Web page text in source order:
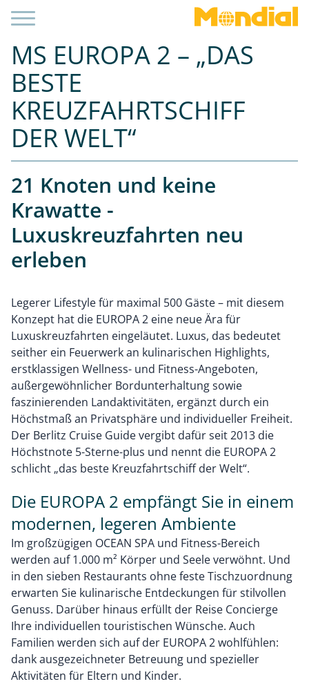
MS EUROPA 2 – „DAS
BESTE
KREUZFAHRTSCHIFF
DER WELT“
21 Knoten und keine
Krawatte -
Luxuskreuzfahrten neu
erleben
Legerer Lifestyle für maximal 500 Gäste – mit diesem
Konzept hat die EUROPA 2 eine neue Ära für
Luxuskreuzfahrten eingeläutet. Luxus, das bedeutet
seither ein Feuerwerk an kulinarischen Highlights,
erstklassigen Wellness- und Fitness-Angeboten,
außergewöhnlicher Bordunterhaltung sowie
faszinierenden Landaktivitäten, ergänzt durch ein
Höchstmaß an Privatsphäre und individueller Freiheit.
Der Berlitz Cruise Guide vergibt dafür seit 2013 die
Höchstnote 5-Sterne-plus und nennt die EUROPA 2
schlicht „das beste Kreuzfahrtschiff der Welt“.
Die EUROPA 2 empfängt Sie in einem
modernen, legeren Ambiente
Im großzügigen OCEAN SPA und Fitness-Bereich
werden auf 1.000 m² Körper und Seele verwöhnt. Und
in den sieben Restaurants ohne feste Tischzuordnung
erwarten Sie kulinarische Entdeckungen für stilvollen
Genuss. Darüber hinaus erfüllt der Reise Concierge
Ihre individuellen touristischen Wünsche. Auch
Familien werden sich auf der EUROPA 2 wohlfühlen:
dank ausgezeichneter Betreuung und spezieller
Aktivitäten für Eltern und Kinder.